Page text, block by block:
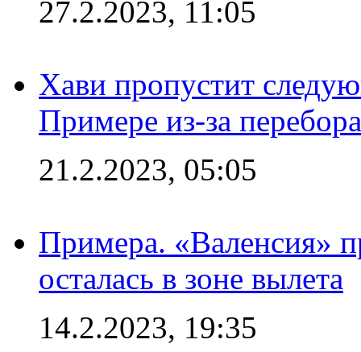
27.2.2023, 11:05
Хави пропустит
Примере из-за
21.2.2023, 05:05
Примера. «Валенсия»
осталась в зоне вылета
14.2.2023, 19:35